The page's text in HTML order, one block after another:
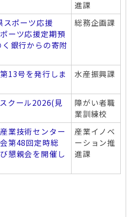
進課
スポーツ応援
ーツ応援定期預
銀行からの寄附
総務企画課
13号を発行しま
水産振興課
クール2026(見
障がい者職
業訓練校
業技術センター
第48回定時総
懇親会を開催し
産業イノベ
ーション推
進課